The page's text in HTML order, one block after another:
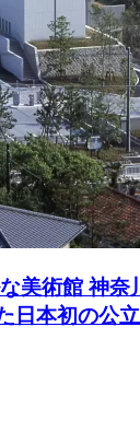
美術館 神
日本初の公